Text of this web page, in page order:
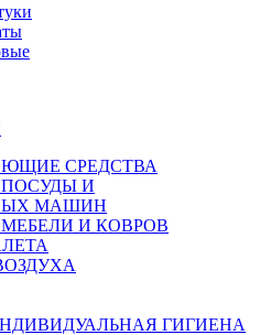
СРЕДСТВА
ПОСУДЫ И
МАШИН
И КОВРОВ
ГИГИЕНА